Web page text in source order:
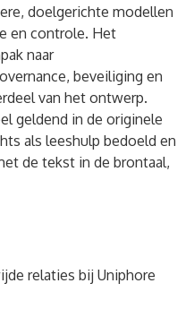
doelgerichte modellen
en controle. Het
naar
beveiliging en
van het ontwerp.
geldend in de originele
als leeshulp bedoeld en
de tekst in de brontaal,
relaties bij Uniphore